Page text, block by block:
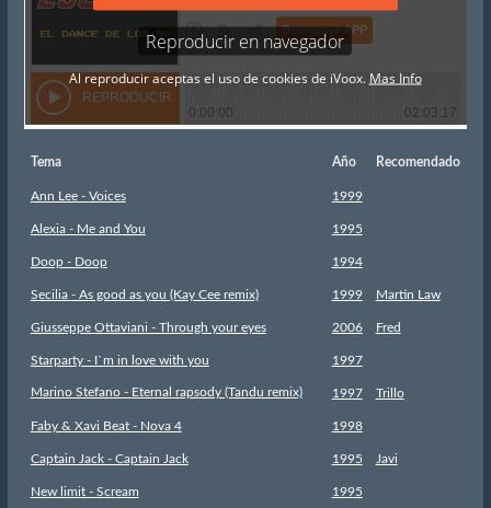
Tema Año Recomendado
Ann Lee - Voices 1999
Alexia - Me and You 1995
Doop - Doop 1994
Secilia - As good as you (Kay Cee remix) 1999 Martin Law
Giusseppe Ottaviani - Through your eyes 2006 Fred
Starparty - I`m in love with you 1997
Marino Stefano - Eternal rapsody (Tandu remix) 1997 Trillo
Faby & Xavi Beat - Nova 4 1998
Captain Jack - Captain Jack 1995 Javi
New limit - Scream 1995